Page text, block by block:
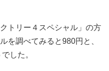
トリー４スペシャル」の方
を調べてみると980円と、
した。